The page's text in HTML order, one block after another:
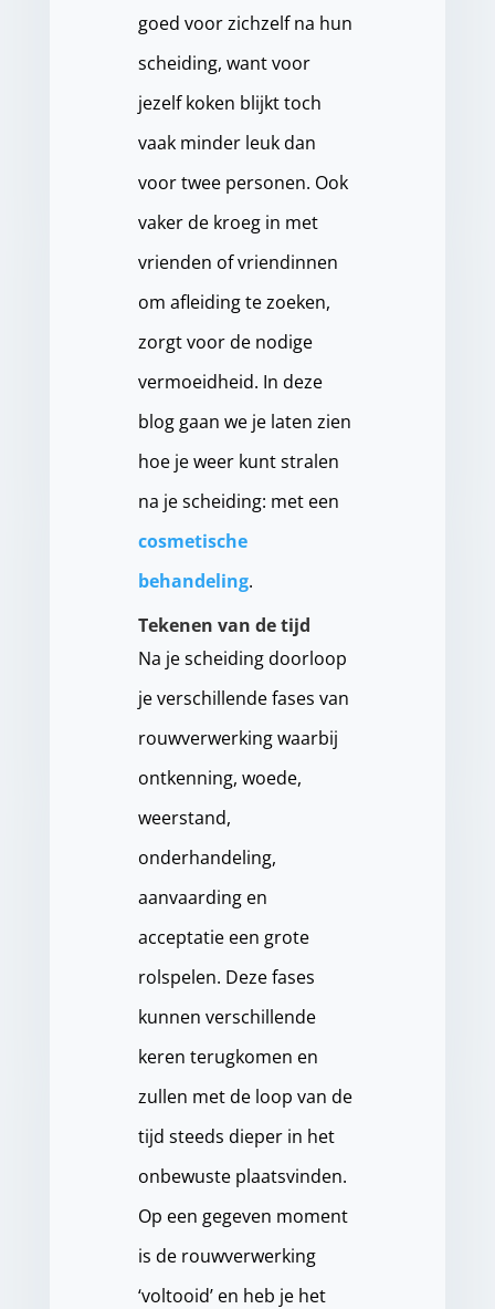
goed voor zichzelf na hun
scheiding, want voor
jezelf koken blijkt toch
vaak minder leuk dan
voor twee personen. Ook
vaker de kroeg in met
vrienden of vriendinnen
om afleiding te zoeken,
zorgt voor de nodige
vermoeidheid. In deze
blog gaan we je laten zien
hoe je weer kunt stralen
na je scheiding: met een
cosmetische
behandeling.
Tekenen van de tijd
Na je scheiding doorloop
je verschillende fases van
rouwverwerking waarbij
ontkenning, woede,
weerstand,
onderhandeling,
aanvaarding en
acceptatie een grote
rolspelen. Deze fases
kunnen verschillende
keren terugkomen en
zullen met de loop van de
tijd steeds dieper in het
onbewuste plaatsvinden.
Op een gegeven moment
is de rouwverwerking
‘voltooid’ en heb je het